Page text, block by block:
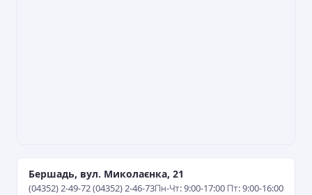
Бершадь, вул. Миколаєнка, 21
(04352) 2-49-72 (04352) 2-46-73Пн-Чт: 9:00-17:00 Пт: 9:00-16:00